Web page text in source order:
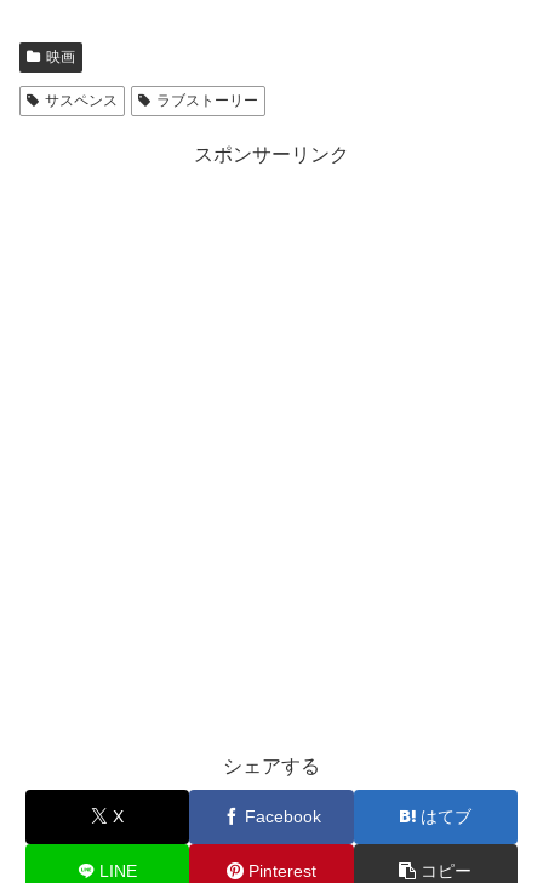
映画
サスペンス ラブストーリー
スポンサーリンク
シェアする
X Facebook はてブ
LINE Pinterest コピー